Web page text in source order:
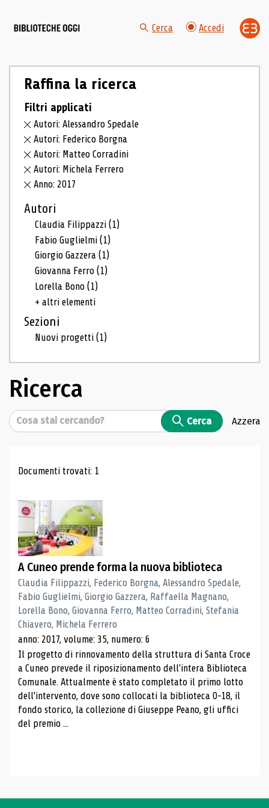
Cerca Accedi
Raffina la ricerca
Filtri applicati
Autori: Alessandro Spedale
Autori: Federico Borgna
Autori: Matteo Corradini
Autori: Michela Ferrero
Anno: 2017
Autori
Claudia Filippazzi(1)
Fabio Guglielmi(1)
Giorgio Gazzera(1)
Giovanna Ferro(1)
Lorella Bono(1)
+ altri elementi
Sezioni
Nuovi progetti(1)
Ricerca
Cerca Cerca Azzera
Risultati di ricerca
Documenti trovati: 1
A Cuneo prende forma la nuova biblioteca
Claudia Filippazzi, Federico Borgna, Alessandro Spedale,
Fabio Guglielmi, Giorgio Gazzera, Raffaella Magnano,
Lorella Bono, Giovanna Ferro, Matteo Corradini, Stefania
Chiavero, Michela Ferrero
anno: 2017, volume: 35, numero: 6
Il progetto di rinnovamento della struttura di Santa Croce
a Cuneo prevede il riposizionamento dell'intera Biblioteca
Comunale. Attualmente è stato completato il primo lotto
dell'intervento, dove sono collocati la biblioteca 0-18, il
fondo storico, la collezione di Giuseppe Peano, gli uffici
del premio ...